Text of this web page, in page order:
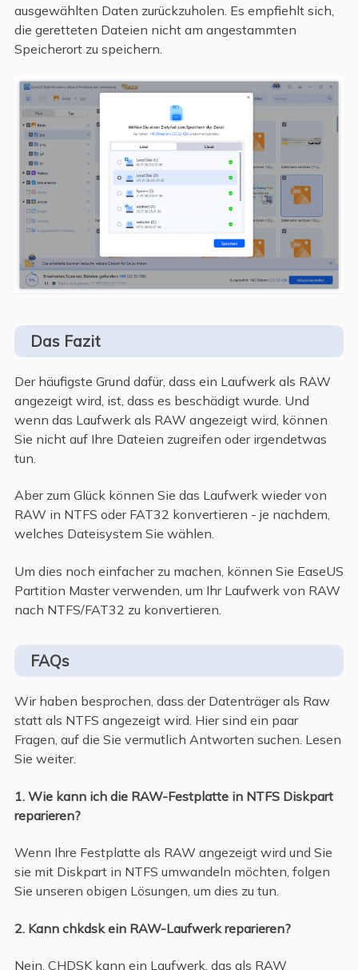
ausgewählten Daten zurückzuholen. Es empfiehlt sich,
die geretteten Dateien nicht am angestammten
Speicherort zu speichern.
Das Fazit
Der häufigste Grund dafür, dass ein Laufwerk als RAW
angezeigt wird, ist, dass es beschädigt wurde. Und
wenn das Laufwerk als RAW angezeigt wird, können
Sie nicht auf Ihre Dateien zugreifen oder irgendetwas
tun.
Aber zum Glück können Sie das Laufwerk wieder von
RAW in NTFS oder FAT32 konvertieren - je nachdem,
welches Dateisystem Sie wählen.
Um dies noch einfacher zu machen, können Sie EaseUS
Partition Master verwenden, um Ihr Laufwerk von RAW
nach NTFS/FAT32 zu konvertieren.
FAQs
Wir haben besprochen, dass der Datenträger als Raw
statt als NTFS angezeigt wird. Hier sind ein paar
Fragen, auf die Sie vermutlich Antworten suchen. Lesen
Sie weiter.
1. Wie kann ich die RAW-Festplatte in NTFS Diskpart
reparieren?
Wenn Ihre Festplatte als RAW angezeigt wird und Sie
sie mit Diskpart in NTFS umwandeln möchten, folgen
Sie unseren obigen Lösungen, um dies zu tun.
2. Kann chkdsk ein RAW-Laufwerk reparieren?
Nein, CHDSK kann ein Laufwerk, das als RAW